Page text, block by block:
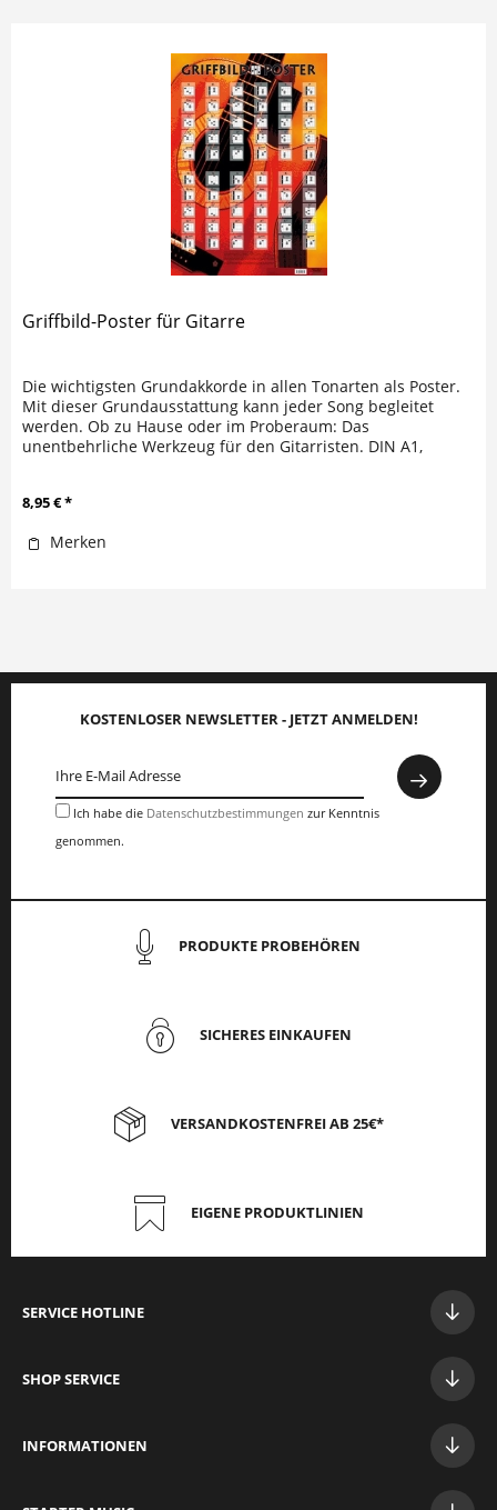
Griffbild-Poster für Gitarre
Die wichtigsten Grundakkorde in allen Tonarten als Poster.
Mit dieser Grundausstattung kann jeder Song begleitet
werden. Ob zu Hause oder im Proberaum: Das
unentbehrliche Werkzeug für den Gitarristen. DIN A1,
8,95 € *
Merken
KOSTENLOSER NEWSLETTER - JETZT ANMELDEN!
Ich habe die Datenschutzbestimmungen zur Kenntnis
genommen.
PRODUKTE PROBEHÖREN
SICHERES EINKAUFEN
VERSANDKOSTENFREI AB 25€*
EIGENE PRODUKTLINIEN
SERVICE HOTLINE
SHOP SERVICE
INFORMATIONEN